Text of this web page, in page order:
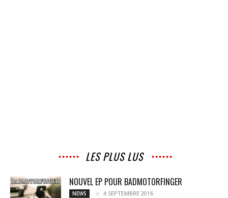
LES PLUS LUS
NOUVEL EP POUR BADMOTORFINGER
NEWS 4 SEPTEMBRE 2016